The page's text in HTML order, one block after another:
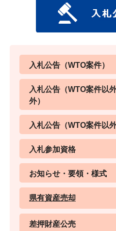
入札公告（WTO案件）
入札公告（WTO案件以
外）
入札公告（WTO案件以
入札参加資格
お知らせ・要領・様式
県有資産売却
差押財産公売